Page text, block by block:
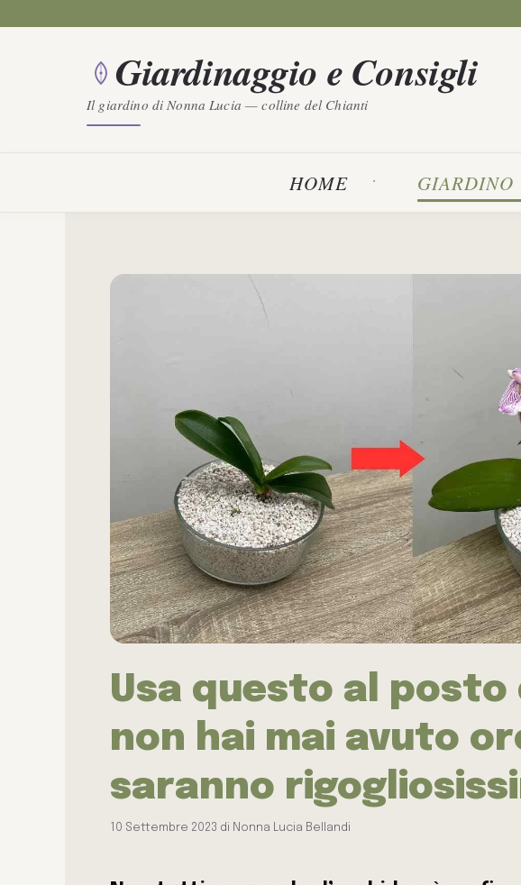
contenuto Giardinaggio e Consigli
Il giardino di Nonna Lucia — colline del Chianti
HOME GIARDINO
Usa questo al
non hai mai avuto
saranno
10 Settembre 2023 di Nonna Lucia Bellandi